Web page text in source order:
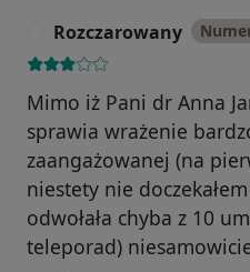
Rozczarowany
Mimo iż Pani dr Anna
sprawia wrażenie
zaangażowanej (na
niestety nie
odwołała chyba z 10
teleporad)